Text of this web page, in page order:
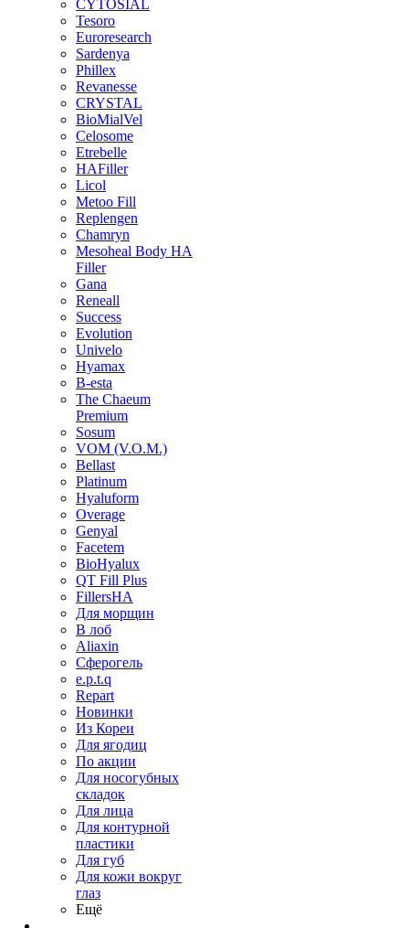
CYTOSIAL
Tesoro
Euroresearch
Sardenya
Phillex
Revanesse
CRYSTAL
BioMialVel
Celosome
Etrebelle
HAFiller
Licol
Metoo Fill
Replengen
Chamryn
Mesoheal Body HA
Filler
Gana
Reneall
Success
Evolution
Univelo
Hyamax
B-esta
The Chaeum
Premium
Sosum
VOM (V.O.M.)
Bellast
Platinum
Hyaluform
Overage
Genyal
Facetem
BioHyalux
QT Fill Plus
FillersHA
Для морщин
В лоб
Aliaxin
Сферогель
e.p.t.q
Repart
Новинки
Из Кореи
Для ягодиц
По акции
Для носогубных
складок
Для лица
Для контурной
пластики
Для губ
Для кожи вокруг
глаз
Ещё